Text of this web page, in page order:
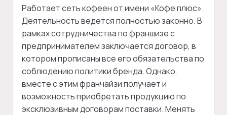
Работает сеть кофеен от имени «Кофе плюс».
Деятельность ведется полностью законно. В
рамках сотрудничества по франшизе с
предпринимателем заключается договор, в
котором прописаны все его обязательства по
соблюдению политики бренда. Однако,
вместе с этим франчайзи получает и
возможность приобретать продукцию по
эксклюзивным договорам поставки. Менять